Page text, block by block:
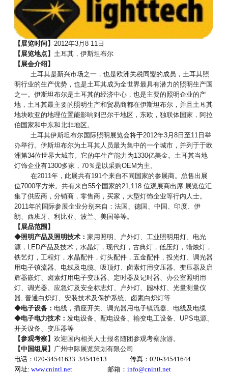
【展览时间】 2012年3月8-11日
【展览地点】 土耳其，伊斯坦布尔
【展会介绍】
土耳其是新兴市场之一，也是欧洲关税同盟的成员，土耳其照
明行业的生产优势，也是土耳其成为全世界最具有潜力的照明生产国
之一。伊斯坦布尔是土耳其的经济中心，也是主要的照明企业的产
地，土耳其最主要的照明生产和贸易商都在伊斯坦布尔，并且土耳其
地块欧亚的地理位置能影响到巴尔干地区，东欧，独联体国家，阿拉
伯国家和中东和北非地区。
土耳其伊斯坦布尔国际照明展览会将于2012年3月8日至11日举
办举行。伊斯坦布尔为土耳其人员最为集中的一个城市，并列于于欧
洲第34位世界大城市。它的年生产能力为1330亿美金。土耳其当地
灯饰企业有1300多家，70％是以采购OEM为主。
在2011年，此展共有191个来自不同国家的参展商。总售出展
位7000平方米。共有来自55个国家的21,118 位观展商出席.展览位汇
集了供应商，分销商，零售商，买家，大型灯饰企业等行内人士。
2011年的国际参展企业分别来自：法国、德国、中国、印度、伊
朗、西班牙、利比亚、波兰、美国等等。
【展品范围】
◆照明产品及照明技术：家用照明、户外灯、工业照明用灯、电光
源，LED产品及技术，水晶灯，现代灯，古典灯，低压灯，蜡烛灯，
铁艺灯，工程灯，水晶配件，灯头配件，五金配件，投光灯、调光器
用电子镇流器、电线及电缆、吸顶灯、卤素灯用变压器、变压器及启
辉器嵌灯、卤素灯用电子变压器、定时器及记时器、办公室照明用
灯、调光器、应急灯及安全标志灯、户外灯、园林灯、光量测量仪
器, 普通白炽灯、安装技术及保护系统、卤素白炽灯等
◆电子设备： 电线，插座开关、调光器用电子镇流器、电线及电缆
◆电子电力技术： 发电设备、配电设备、输变电工设备、UPS电源、
开关设备、变压器等
【参观考察】欢迎国内相关人士报名随团参观考察旅游。
【中国组展】 广州中际展览策划有限公司
电话：020-34541633 34541613 传真：020-34541644
网址:www.cnintl.net 邮箱：info@cnintl.net